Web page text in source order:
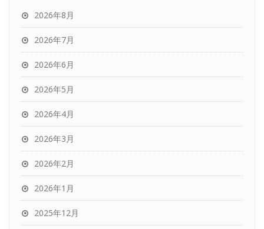
2026年8月
2026年7月
2026年6月
2026年5月
2026年4月
2026年3月
2026年2月
2026年1月
2025年12月